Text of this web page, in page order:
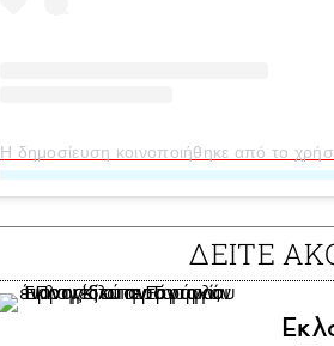
Η δημοσίευση κοινοποιήθηκε από το
ΔΕΙΤΕ